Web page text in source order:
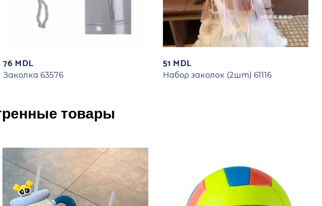
76 MDL
Заколка 63576
51 MDL
Набор заколок (2шт) 61116
товары